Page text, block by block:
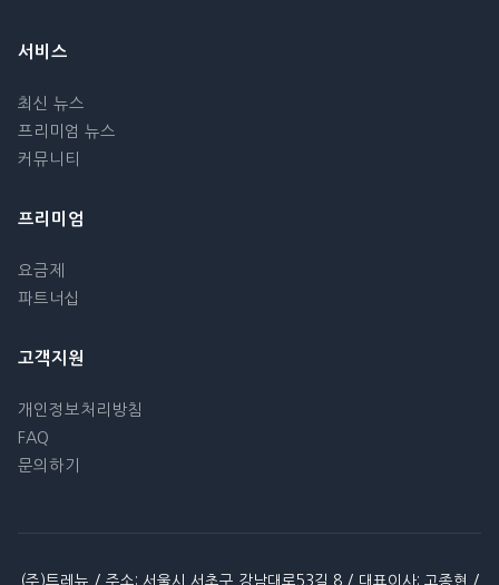
서비스
최신 뉴스
프리미엄 뉴스
커뮤니티
프리미엄
요금제
파트너십
고객지원
개인정보처리방침
FAQ
문의하기
(주)트레뉴 / 주소: 서울시 서초구 강남대로53길 8 / 대표이사: 고종현 /